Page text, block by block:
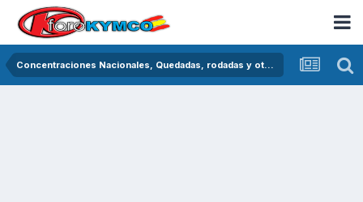
Concentraciones Nacionales, Quedadas, rodadas y otras crónicas del asfalto